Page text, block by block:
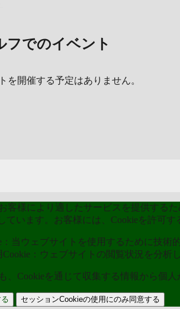
フでのイベント
を開催する予定はありません。
客様により適したサービスを提供する
ています。お客様には、Cookieを許可
：当ウェブサイトを使用するために技術
：ウェブサイトの閲覧状況を分
、Cookieを通じて収集する情報から個人
セッションCookieの使用にのみ同意する